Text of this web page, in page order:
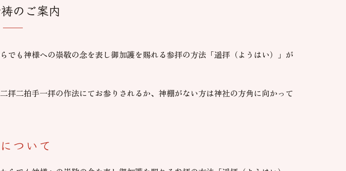
のご案内
も神様への崇敬の念を表し御加護を賜れる参拝の方法「遥拝（ようはい）」が
二拍手一拝の作法にてお参りされるか、神棚がない方は神社の方角に向かって
ついて